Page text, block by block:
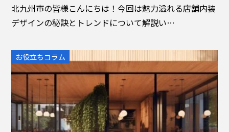
北九州市の皆様こんにちは！今回は魅力溢れる店舗内装
デザインの秘訣とトレンドについて解説い…
お役立ちコラム